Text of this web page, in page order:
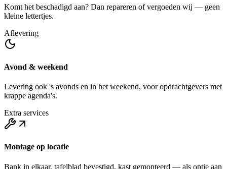
Komt het beschadigd aan? Dan repareren of vergoeden wij — geen
kleine lettertjes.
Aflevering
Avond & weekend
Levering ook 's avonds en in het weekend, voor opdrachtgevers met
krappe agenda's.
Extra services
Montage op locatie
Bank in elkaar, tafelblad bevestigd, kast gemonteerd — als optie aan